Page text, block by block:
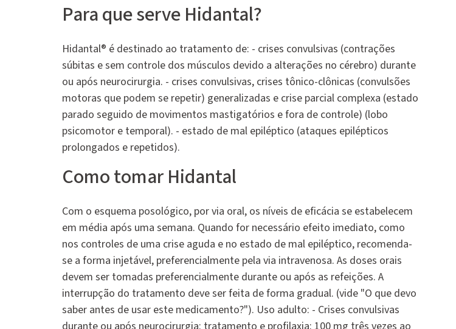
Para que serve Hidantal?
Hidantal® é destinado ao tratamento de: - crises convulsivas (contrações
súbitas e sem controle dos músculos devido a alterações no cérebro) durante
ou após neurocirurgia. - crises convulsivas, crises tônico-clônicas (convulsões
motoras que podem se repetir) generalizadas e crise parcial complexa (estado
parado seguido de movimentos mastigatórios e fora de controle) (lobo
psicomotor e temporal). - estado de mal epiléptico (ataques epilépticos
prolongados e repetidos).
Como tomar Hidantal
Com o esquema posológico, por via oral, os níveis de eficácia se estabelecem
em média após uma semana. Quando for necessário efeito imediato, como
nos controles de uma crise aguda e no estado de mal epiléptico, recomenda-
se a forma injetável, preferencialmente pela via intravenosa. As doses orais
devem ser tomadas preferencialmente durante ou após as refeições. A
interrupção do tratamento deve ser feita de forma gradual. (vide "O que devo
saber antes de usar este medicamento?"). Uso adulto: - Crises convulsivas